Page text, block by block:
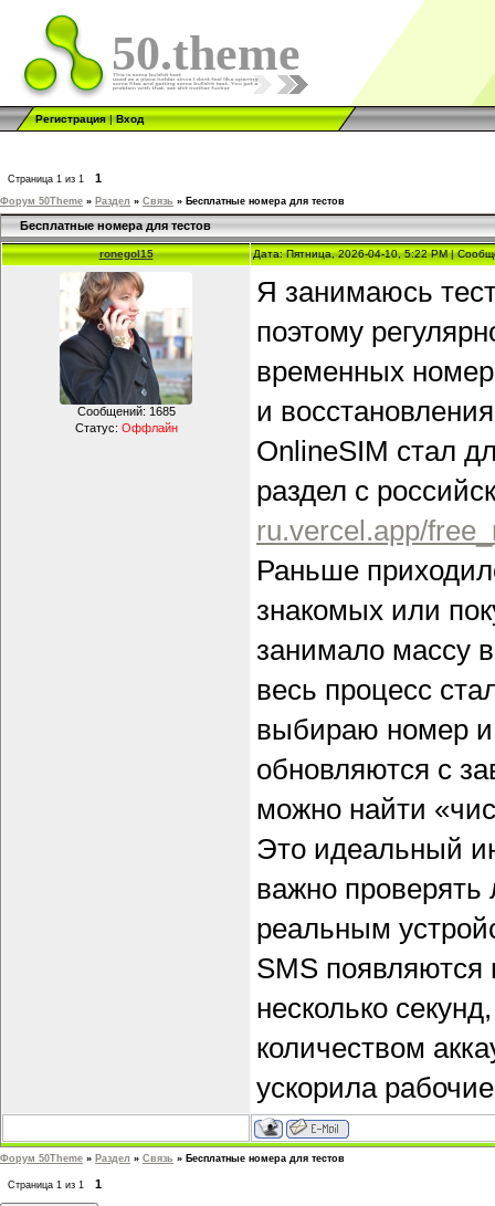
50.theme
Регистрация|Вход
Страница 1 из 1 1
Форум 50Theme » Раздел » Связь » Бесплатные номера для тестов
Бесплатные номера для тестов
ronegol15 Дата: Пятница, 2026-04-10, 5:22 PM |
Сообщений: 1685
Статус: Оффлайн
Я занимаюсь
поэтому
временных
и
OnlineSIM стал
раздел с
ru.vercel.app/
Раньше
знакомых или
занимало массу
весь процесс
выбираю номер и
обновляются с
можно найти
Это идеальный
важно проверять
реальным
SMS появляются
несколько
количеством
ускорила
Форум 50Theme » Раздел » Связь » Бесплатные номера для тестов
Страница 1 из 1 1